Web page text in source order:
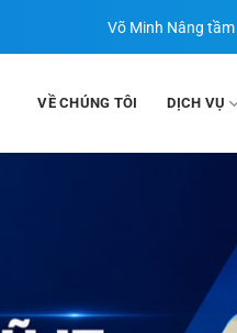
Võ Minh Nâng tầm
VỀ CHÚNG TÔI DỊCH VỤ